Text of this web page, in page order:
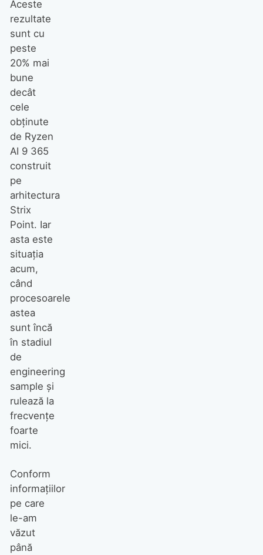
Aceste
rezultate
sunt cu
peste
20% mai
bune
decât
cele
obținute
de Ryzen
AI 9 365
construit
pe
arhitectura
Strix
Point. Iar
asta este
situația
acum,
când
procesoarele
astea
sunt încă
în stadiul
de
engineering
sample și
rulează la
frecvențe
foarte
mici.
Conform
informațiilor
pe care
le-am
văzut
până